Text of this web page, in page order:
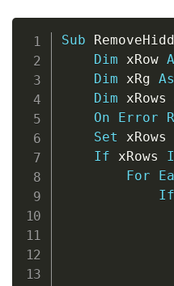
Sub
Dim xRow
Dim xRg As
Dim xRows
On
Error
Set xRows
If xRows
For
If